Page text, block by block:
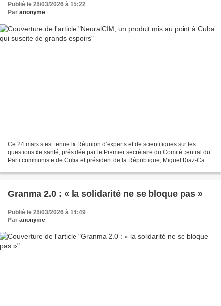
Publié le 26/03/2026 à 15:22
Par anonyme
Ce 24 mars s’est tenue la Réunion d’experts et de scientifiques sur les
questions de santé, présidée par le Premier secrétaire du Comité central du
Parti communiste de Cuba et président de la République, Miguel Diaz-Canel
Granma 2.0 : « la solidarité ne se bloque pas »
Publié le 26/03/2026 à 14:49
Par anonyme